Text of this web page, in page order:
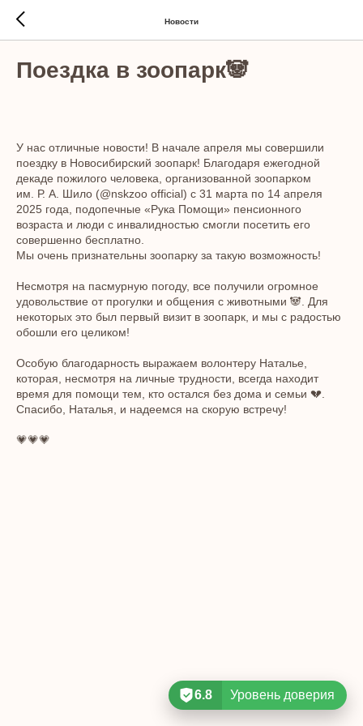
Новости
Поездка в зоопарк🐼
У нас отличные новости! В начале апреля мы совершили
поездку в Новосибирский зоопарк! Благодаря ежегодной
декаде пожилого человека, организованной зоопарком
им. Р. А. Шило (@nskzoo official) с 31 марта по 14 апреля
2025 года, подопечные «Рука Помощи» пенсионного
возраста и люди с инвалидностью смогли посетить его
совершенно бесплатно.
Мы очень признательны зоопарку за такую возможность!
Несмотря на пасмурную погоду, все получили огромное
удовольствие от прогулки и общения с животными 🐼. Для
некоторых это был первый визит в зоопарк, и мы с радостью
обошли его целиком!
Особую благодарность выражаем волонтеру Наталье,
которая, несмотря на личные трудности, всегда находит
время для помощи тем, кто остался без дома и семьи 💔.
Спасибо, Наталья, и надеемся на скорую встречу!
💗💗💗
6.8 Уровень доверия